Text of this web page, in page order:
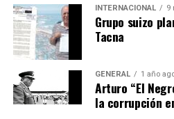
Los expertos coinciden en que,
tomando medidas, se necesita
evitar los peores impactos del
la acción debe seguir el ritmo”,
profesor de ciencias
INTERNACIONAL 9
Grupo suizo
Tacna
GENERAL 1 año
Arturo “El
la corrupción